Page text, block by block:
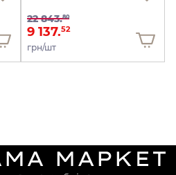
22 843.80
9 137.52
грн/шт